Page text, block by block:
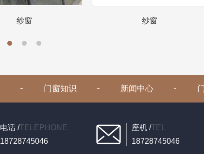
纱窗 纱窗
门窗知识 新闻中心
电话 /TELEPHONE
18728745046
座机 /TEL
18728745046